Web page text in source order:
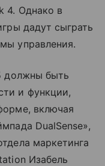
4. Однако в
дадут сыграть
управления.
должны быть
и функции,
включая
DualSense»,
маркетинга
Изабель